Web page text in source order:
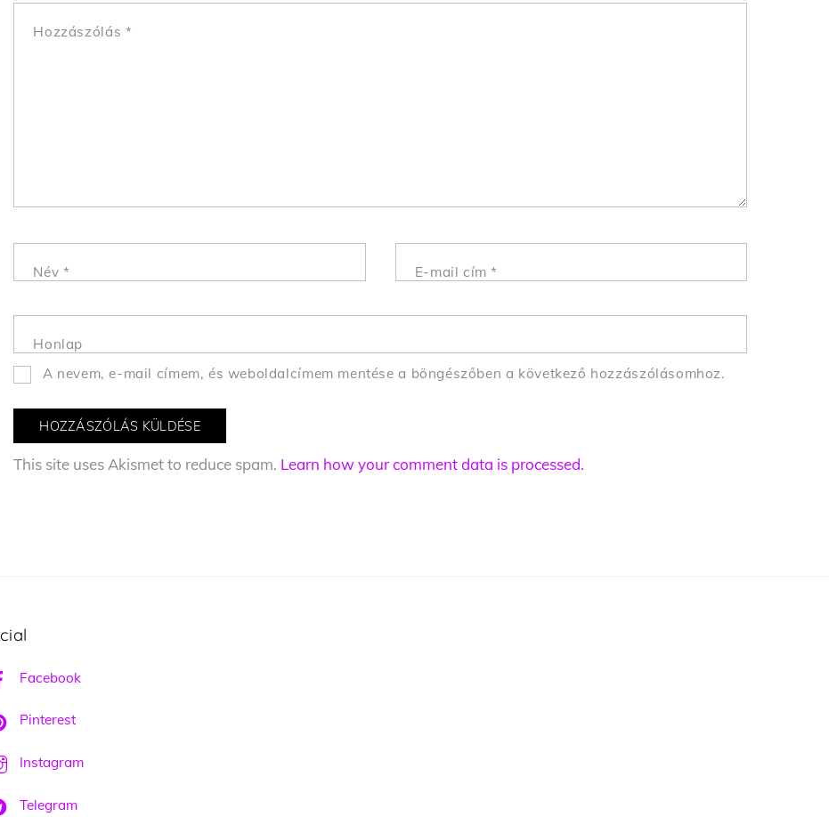
Hozzászólás *
Név * E-mail cím*
Honlap
A nevem, e-mail címem, és weboldalcímem mentése a böngészőben a következő hozzászólásomhoz.
This site uses Akismet to reduce spam. Learn how your comment data is processed.
Facebook
Pinterest
Instagram
Telegram